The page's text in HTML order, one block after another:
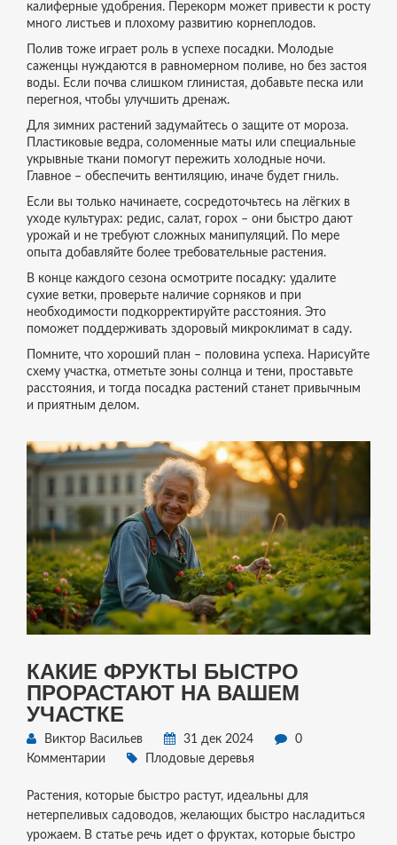
калиферные удобрения. Перекорм может привести к росту
много листьев и плохому развитию корнеплодов.
Полив тоже играет роль в успехе посадки. Молодые
саженцы нуждаются в равномерном поливе, но без застоя
воды. Если почва слишком глинистая, добавьте песка или
перегноя, чтобы улучшить дренаж.
Для зимних растений задумайтесь о защите от мороза.
Пластиковые ведра, соломенные маты или специальные
укрывные ткани помогут пережить холодные ночи.
Главное – обеспечить вентиляцию, иначе будет гниль.
Если вы только начинаете, сосредоточьтесь на лёгких в
уходе культурах: редис, салат, горох – они быстро дают
урожай и не требуют сложных манипуляций. По мере
опыта добавляйте более требовательные растения.
В конце каждого сезона осмотрите посадку: удалите
сухие ветки, проверьте наличие сорняков и при
необходимости подкорректируйте расстояния. Это
поможет поддерживать здоровый микроклимат в саду.
Помните, что хороший план – половина успеха. Нарисуйте
схему участка, отметьте зоны солнца и тени, проставьте
расстояния, и тогда посадка растений станет привычным
и приятным делом.
КАКИЕ ФРУКТЫ БЫСТРО
ПРОРАСТАЮТ НА ВАШЕМ
УЧАСТКЕ
Виктор Васильев 31 дек 2024
0
Комментарии
Плодовые деревья
Растения, которые быстро растут, идеальны для
нетерпеливых садоводов, желающих быстро насладиться
урожаем. В статье речь идет о фруктах, которые быстро